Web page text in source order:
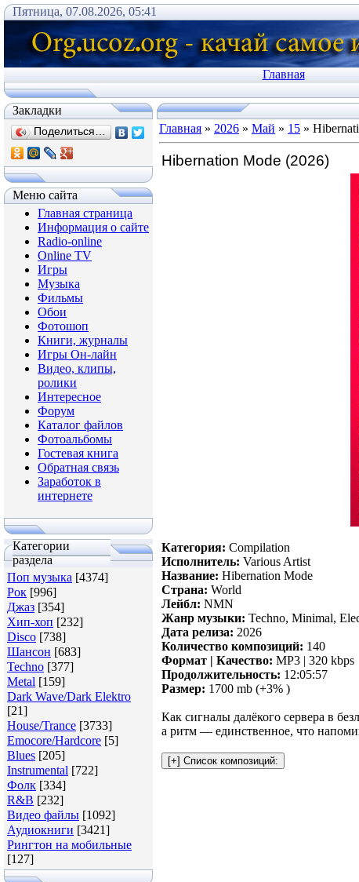
Пятница, 07.08.2026, 05:41
Главная
Закладки
Поделиться…
Меню сайта
Главная страница
Информация о сайте
Radio-online
Online TV
Игры
Музыка
Фильмы
Обои
Фотошоп
Книги, журналы
Игры Он-лайн
Видео, клипы,
ролики
Интересное
Форум
Каталог файлов
Фотоальбомы
Гостевая книга
Обратная связь
Заработок в
интернете
Категории
раздела
Поп музыка [4374]
Рок [996]
Джаз [354]
Хип-хоп [232]
Disco [738]
Шансон [683]
Techno [377]
Metal [159]
Dark Wave/Dark Elektro
[21]
House/Trance [3733]
Emocore/Hardcore [5]
Blues [205]
Instrumental [722]
Фолк [334]
R&B [232]
Видео файлы [1092]
Аудиокниги [3421]
Рингтон на мобильные
[127]
Главная » 2026 » Май » 15 »
Hibernation Mode (2026)
Категория: Compilation
Исполнитель: Various Artist
Название: Hibernation Mode
Страна: World
Лейбл: NMN
Жанр музыки: Techno, Minimal,
Дата релиза: 2026
Количество композиций: 140
Формат | Качество: MP3 | 320 kbps
Продолжительность: 12:05:57
Размер: 1700 mb (+3% )
Как сигналы далёкого сервера в
а ритм — единственное, что